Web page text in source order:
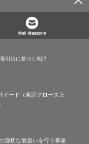
Mail Magazine
引法に基づく表記
イード（東証グロース上
適切な取扱いを行う事業